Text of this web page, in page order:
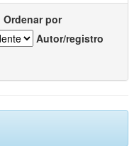
Ordenar por
Autor/registro